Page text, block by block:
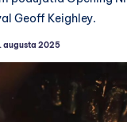
Geoff Keighley.
augusta 2025